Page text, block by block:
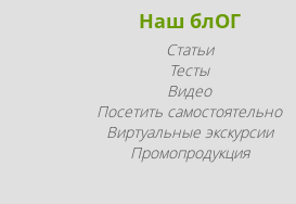
Наш блОГ
Статьи
Тесты
Видео
Посетить самостоятельно
Виртуальные экскурсии
Промопродукция